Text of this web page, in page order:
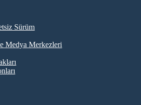
Sürüm
Medya Merkezleri